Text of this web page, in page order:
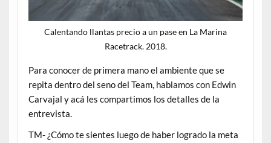
Calentando llantas precio a un pase en La Marina
Racetrack. 2018.
Para conocer de primera mano el ambiente que se
repita dentro del seno del Team, hablamos con Edwin
Carvajal y acá les compartimos los detalles de la
entrevista.
TM- ¿Cómo te sientes luego de haber logrado la meta